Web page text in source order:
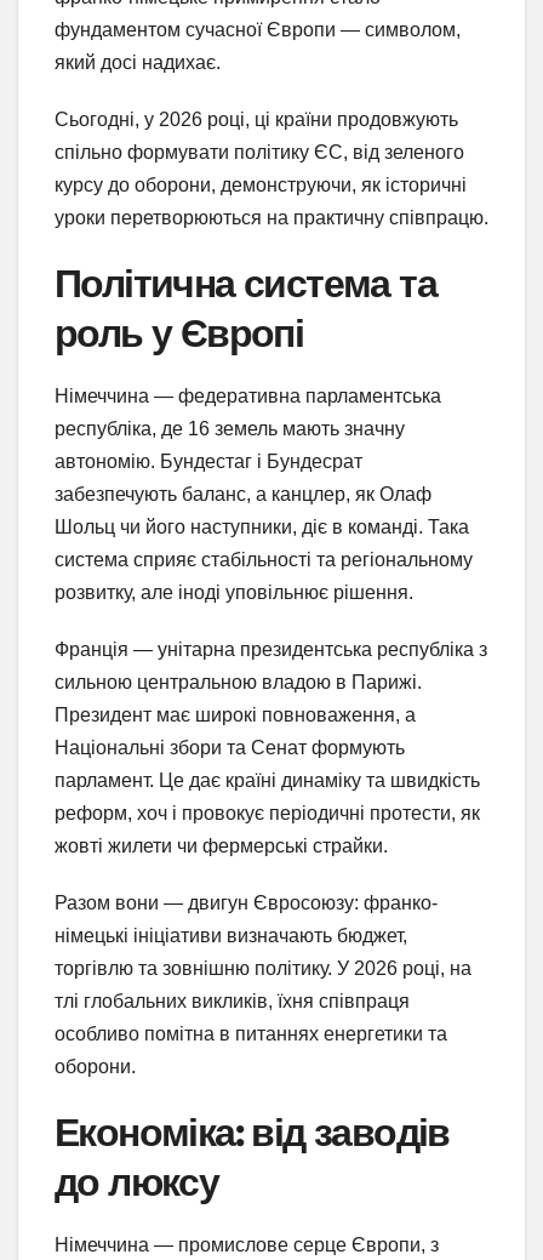
фундаментом сучасної Європи — символом,
який досі надихає.
Сьогодні, у 2026 році, ці країни продовжують
спільно формувати політику ЄС, від зеленого
курсу до оборони, демонструючи, як історичні
уроки перетворюються на практичну співпрацю.
Політична система та
роль у Європі
Німеччина — федеративна парламентська
республіка, де 16 земель мають значну
автономію. Бундестаг і Бундесрат
забезпечують баланс, а канцлер, як Олаф
Шольц чи його наступники, діє в команді. Така
система сприяє стабільності та регіональному
розвитку, але іноді уповільнює рішення.
Франція — унітарна президентська республіка з
сильною центральною владою в Парижі.
Президент має широкі повноваження, а
Національні збори та Сенат формують
парламент. Це дає країні динаміку та швидкість
реформ, хоч і провокує періодичні протести, як
жовті жилети чи фермерські страйки.
Разом вони — двигун Євросоюзу: франко-
німецькі ініціативи визначають бюджет,
торгівлю та зовнішню політику. У 2026 році, на
тлі глобальних викликів, їхня співпраця
особливо помітна в питаннях енергетики та
оборони.
Економіка: від заводів
до люксу
Німеччина — промислове серце Європи, з